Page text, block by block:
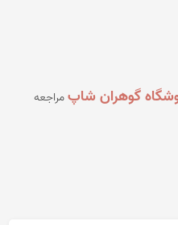
گوهران شاپمراجعه